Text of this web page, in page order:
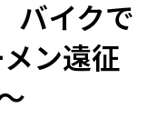
バイクで
ン遠征